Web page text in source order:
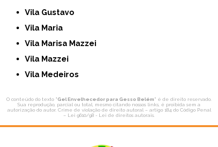
Vila Gustavo
Vila Maria
Vila Marisa Mazzei
Vila Mazzei
Vila Medeiros
O conteúdo do texto "Gel Envelhecedor para Gesso Belém" é de direito reservado.
Sua reprodução, parcial ou total, mesmo citando nossos links, é proibida sem a
autorização do autor. Crime de violação de direito autoral – artigo 184 do Código Penal
– Lei 9610/98 - Lei de direitos autorais